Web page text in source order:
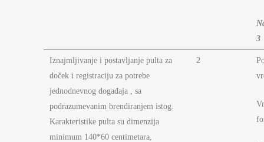
3
Iznajmljivanje i postavljanje pulta za
doček i registraciju za potrebe
jednodnevnog događaja , sa
podrazumevanim brendiranjem istog.
Karakteristike pulta su dimenzija
minimum 140*60 centimetara,
2